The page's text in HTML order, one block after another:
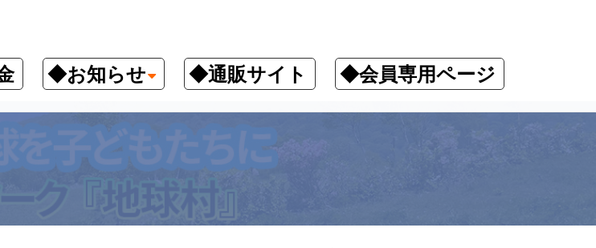
◆お知らせ ◆通販サイト ◆会員専用ページ